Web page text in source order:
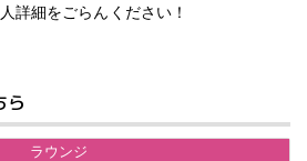
詳細をごらんください！
ら
ラウンジ